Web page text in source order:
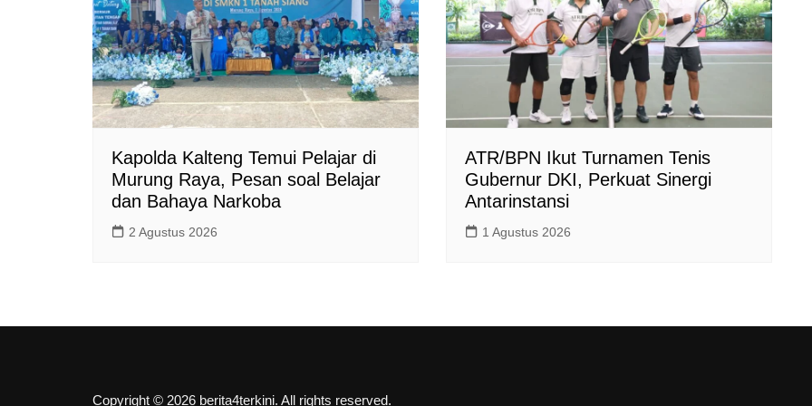
Kapolda Kalteng Temui Pelajar di
Murung Raya, Pesan soal Belajar
dan Bahaya Narkoba
2 Agustus 2026
ATR/BPN Ikut Turnamen Tenis
Gubernur DKI, Perkuat Sinergi
Antarinstansi
1 Agustus 2026
Copyright © 2026 berita4terkini. All rights reserved.